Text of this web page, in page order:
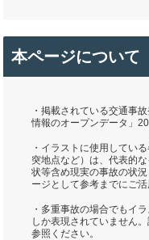
本ページについて
・掲載されている交通事
情報のオープンデータ」
・イラストに使用してい
突地点など）は、代表的
状等含め現実の事故の状
ージとして参考までにご活
・多重事故の場合でもイ
しか表現されていません
参照ください。